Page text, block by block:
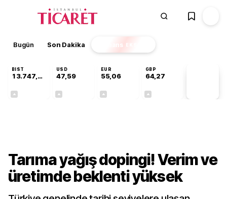
Bugün Son Dakika Finans EKSTRA
BIST
13.747,72
USD
47,59
EUR
55,06
GBP
64,27
Tarıma yağış dopingi! Verim ve
üretimde beklenti yüksek